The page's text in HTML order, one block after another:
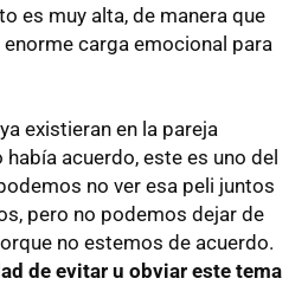
es muy alta, de manera que
carga emocional para
existieran en la pareja
acuerdo, este es uno del
no ver esa peli juntos
pero no podemos dejar de
no estemos de acuerdo.
de evitar u obviar este tema